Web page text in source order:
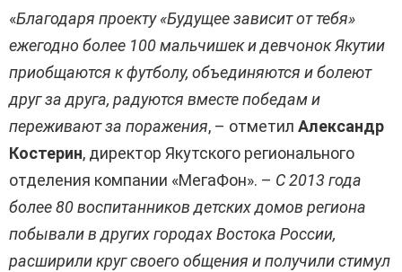
«Благодаря проекту «Будущее зависит от тебя»
ежегодно более 100 мальчишек и девчонок Якутии
приобщаются к футболу, объединяются и болеют
друг за друга, радуются вместе победам и
переживают за поражения, – отметил Александр
Костерин, директор Якутского регионального
отделения компании «МегаФон». – С 2013 года
более 80 воспитанников детских домов региона
побывали в других городах Востока России,
расширили круг своего общения и получили стимул